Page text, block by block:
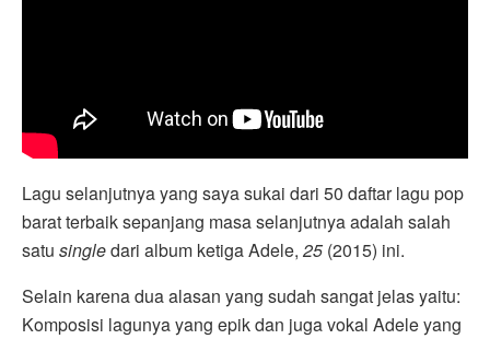
Lagu selanjutnya yang saya sukai dari 50 daftar lagu pop
barat terbaik sepanjang masa selanjutnya adalah salah
satu singledari album ketiga Adele, 25 (2015) ini.
Selain karena dua alasan yang sudah sangat jelas yaitu:
Komposisi lagunya yang epik dan juga vokal Adele yang